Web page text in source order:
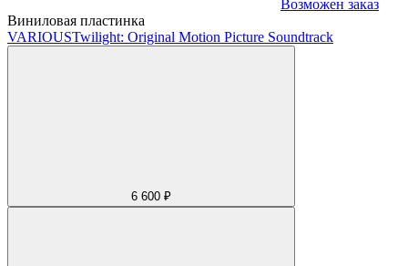
Возможен заказ
Виниловая пластинка
VARIOUSTwilight: Original Motion Picture Soundtrack
6 600 ₽